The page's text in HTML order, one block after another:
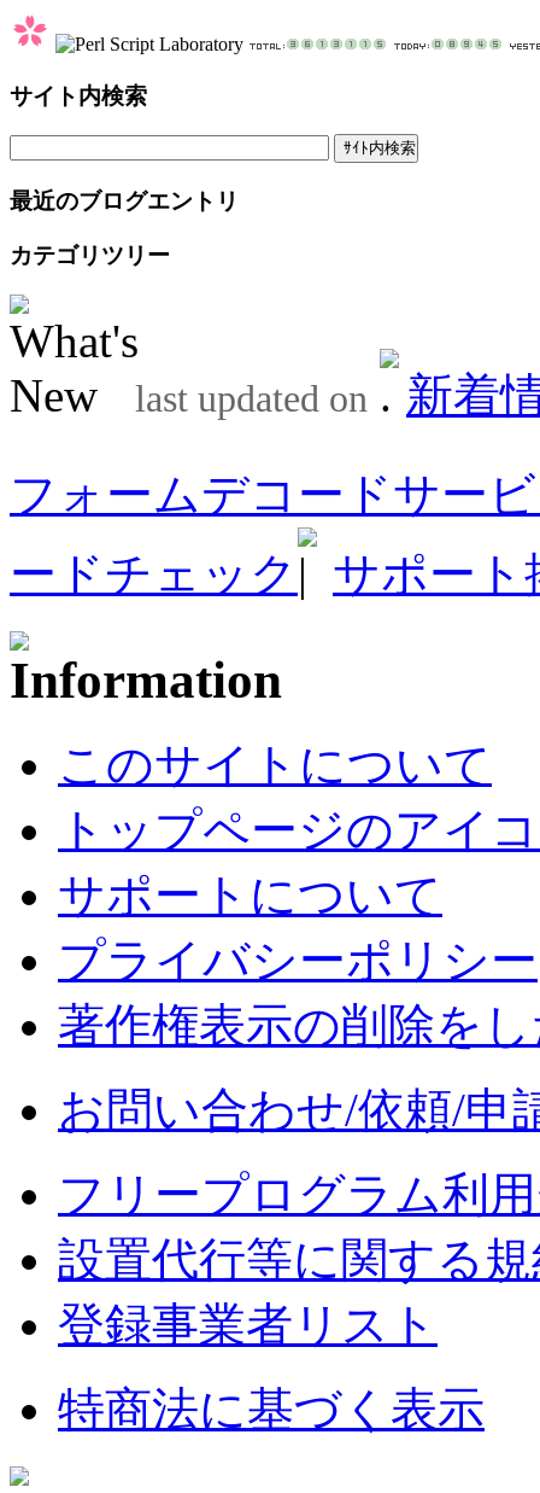
サイト内検索
最近のブログエントリ
カテゴリツリー
last updated on
新着
フォームデコードサー
ードチェック
サポート
このサイトについて
トップページのアイ
サポートについて
プライバシーポリシー
著作権表示の削除を
お問い合わせ/依頼/申
フリープログラム利
設置代行等に関する
登録事業者リスト
特商法に基づく表示